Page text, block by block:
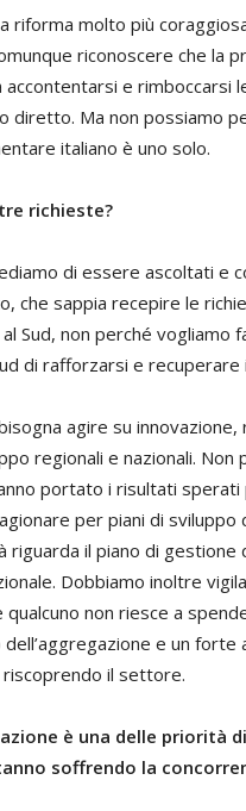
riforma molto più
riconoscere che la
accontentarsi e rimboccarsi
diretto. Ma non possiamo
italiano è uno solo.
richieste?
di essere ascoltati e
che sappia recepire le
Sud, non perché
di rafforzarsi e recuperare
agire su
regionali e nazionali.
portato i risultati
per piani di sviluppo
riguarda il piano di
Dobbiamo inoltre
qualcuno non riesce a
e un
riscoprendo il settore.
è una delle priorità
soffrendo la